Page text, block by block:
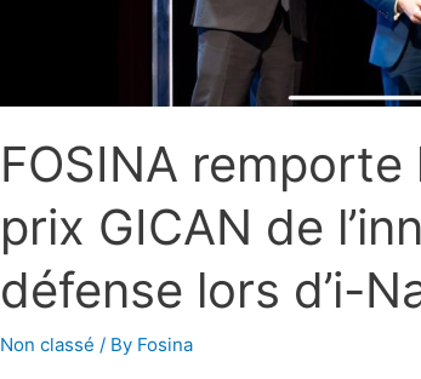
FOSINA
prix GICAN de
défense lors d’i-
Non classé / By Fosina